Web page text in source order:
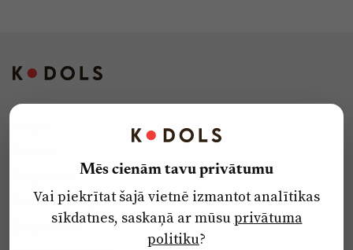
Privātuma politika
Ētikas kodekss
Mēs cienām tavu privātumu
Vai piekrītat šajā vietnē izmantot analītikas
sīkdatnes, saskaņā ar mūsuprivātuma
politiku?